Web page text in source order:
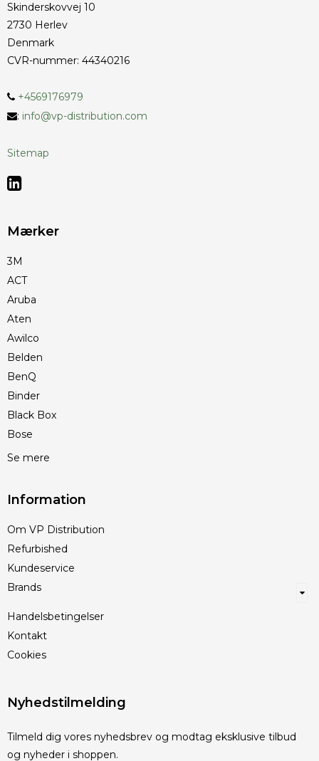
Skinderskovvej 10
2730 Herlev
Denmark
CVR-nummer: 44340216
+4569176979
: info@vp-distribution.com
Sitemap
Mærker
3M
ACT
Aruba
Aten
Awilco
Belden
BenQ
Binder
Black Box
Bose
Se mere
Information
Om VP Distribution
Refurbished
Kundeservice
Brands
Handelsbetingelser
Kontakt
Cookies
Nyhedstilmelding
Tilmeld dig vores nyhedsbrev og modtag eksklusive tilbud
og nyheder i shoppen.